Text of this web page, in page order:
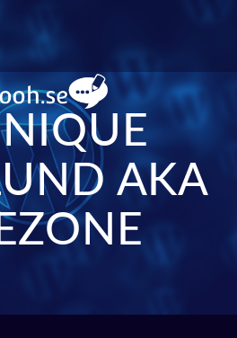
AKA